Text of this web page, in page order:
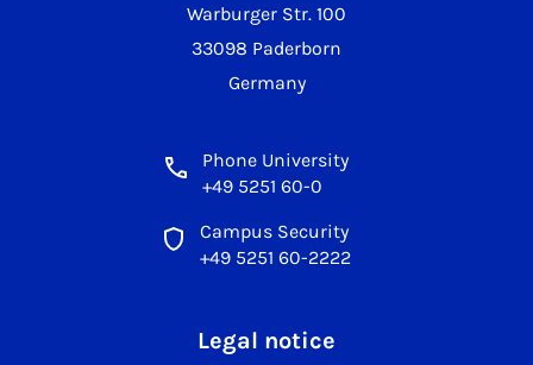
Warburger Str. 100
33098 Paderborn
Germany
Phone University
+49 5251 60-0
Campus Security
+49 5251 60-2222
Legal notice